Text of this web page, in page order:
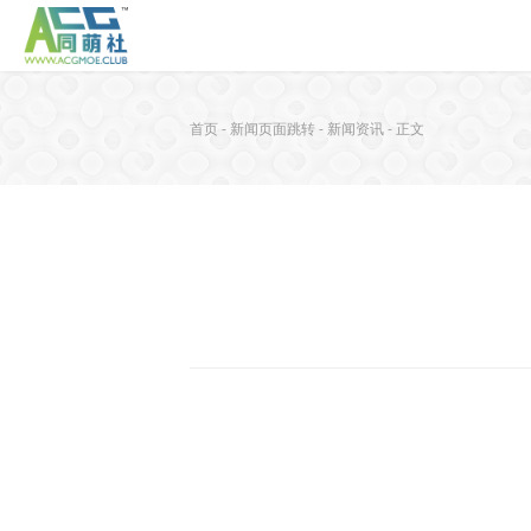
首页- 新闻页面跳转 - 新闻资讯- 正文